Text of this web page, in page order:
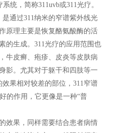
统，简称311uvb或311光疗。
是通过311纳米的窄谱紫外线光
原理主要是恢复酪氨酸酶的活
的生成。311光疗的应用范围也
牛皮癣、疱疹、皮炎等皮肤病
影。尤其对于躯干和四肢等一
效果相对较差的部位，311窄谱
的作用，它更像是一种“普
效果，同样需要结合患者病情